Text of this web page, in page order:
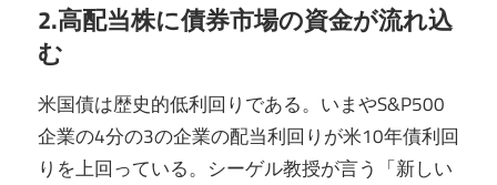
2.高配当株に債券市場の資金が流れ込
む
米国債は歴史的低利回りである。いまやS&P500
企業の4分の3の企業の配当利回りが米10年債利回
りを上回っている。シーゲル教授が言う「新しい